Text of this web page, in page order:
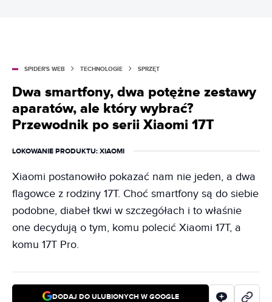
SPIDER'S WEB TECHNOLOGIE SPRZĘT
Dwa smartfony, dwa potężne zestawy
aparatów, ale który wybrać?
Przewodnik po serii Xiaomi 17T
LOKOWANIE PRODUKTU: XIAOMI
Xiaomi postanowiło pokazać nam nie jeden, a dwa
flagowce z rodziny 17T. Choć smartfony są do siebie
podobne, diabeł tkwi w szczegółach i to właśnie
one decydują o tym, komu polecić Xiaomi 17T, a
komu 17T Pro.
DODAJ DO ULUBIONYCH W GOOGLE